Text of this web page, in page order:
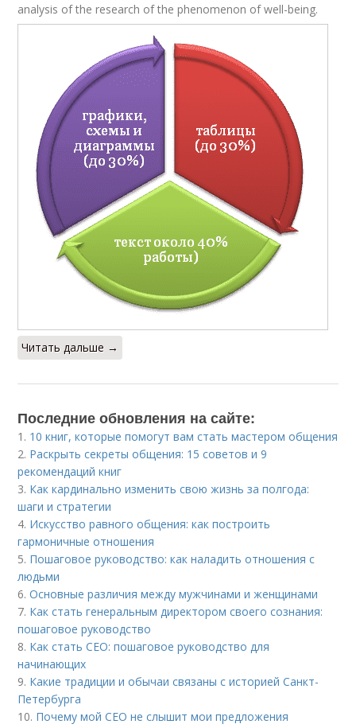
analysis of the research of the phenomenon of well-being.
Читать дальше →
Последние обновления на сайте:
1. 10 книг, которые помогут вам стать мастером общения
2. Раскрыть секреты общения: 15 советов и 9
рекомендаций книг
3. Как кардинально изменить свою жизнь за полгода:
шаги и стратегии
4. Искусство равного общения: как построить
гармоничные отношения
5. Пошаговое руководство: как наладить отношения с
людьми
6.Основные различия между мужчинами и женщинами
7. Как стать генеральным директором своего сознания:
пошаговое руководство
8. Как стать CEO: пошаговое руководство для
начинающих
9. Какие традиции и обычаи связаны с историей Санкт-
Петербурга
10. Почему мой СЕО не слышит мои предложения